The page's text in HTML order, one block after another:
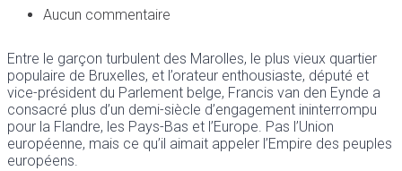
Aucun commentaire
Entre le garçon turbulent des Marolles, le plus vieux quartier
populaire de Bruxelles, et l’orateur enthousiaste, député et
vice-président du Parlement belge, Francis van den Eynde a
consacré plus d’un demi-siècle d’engagement ininterrompu
pour la Flandre, les Pays-Bas et l’Europe. Pas l’Union
européenne, mais ce qu’il aimait appeler l’Empire des peuples
européens.